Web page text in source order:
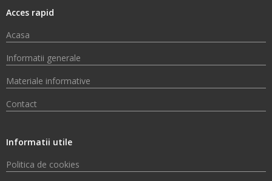
Acces rapid
Acasa
Informatii generale
Materiale informative
Contact
Informatii utile
Politica de cookies